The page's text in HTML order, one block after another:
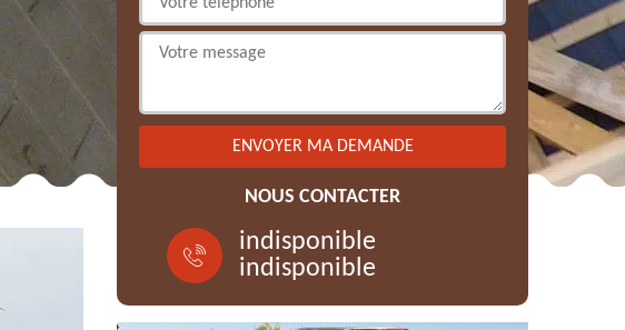
NOUS CONTACTER
indisponible
indisponible